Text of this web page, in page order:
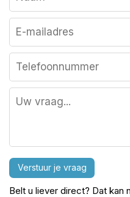
Verstuur je vraag
Belt u liever direct? Dat kan